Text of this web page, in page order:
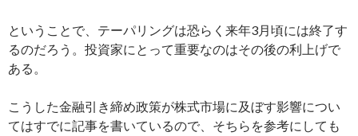
ということで、テーパリングは恐らく来年3月頃には終了す
るのだろう。投資家にとって重要なのはその後の利上げで
ある。
こうした金融引き締め政策が株式市場に及ぼす影響につい
てはすでに記事を書いているので、そちらを参考にしても